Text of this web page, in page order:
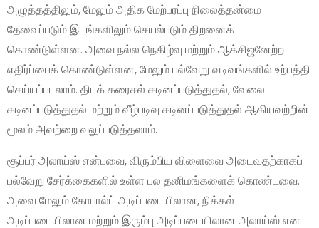
அழுத்தத்திலும், மேலும் அதிக மேற்பரப்பு நிலைத்தன்மை
தேவைப்படும் இடங்களிலும் செயல்படும் திறனைக்
கொண்டுள்ளன. அவை நல்ல நெகிழ்வு மற்றும் ஆக்சிஜனேற்ற
எதிர்ப்பைக் கொண்டுள்ளன, மேலும் பல்வேறு வடிவங்களில் உற்பத்தி
செய்யப்படலாம். திடக் கரைசல் கடினப்படுத்துதல், வேலை
கடினப்படுத்துதல் மற்றும் வீழ்படிவு கடினப்படுத்துதல் ஆகியவற்றின்
மூலம் அவற்றை வலுப்படுத்தலாம்.
சூப்பர் அலாய்ஸ் என்பவை, விரும்பிய விளைவை அடைவதற்காகப்
பல்வேறு சேர்க்கைகளில் உள்ள பல தனிமங்களைக் கொண்டவை.
அவை மேலும் கோபால்ட் அடிப்படையிலான, நிக்கல்
அடிப்படையிலான மற்றும் இரும்பு அடிப்படையிலான அலாய்ஸ் என